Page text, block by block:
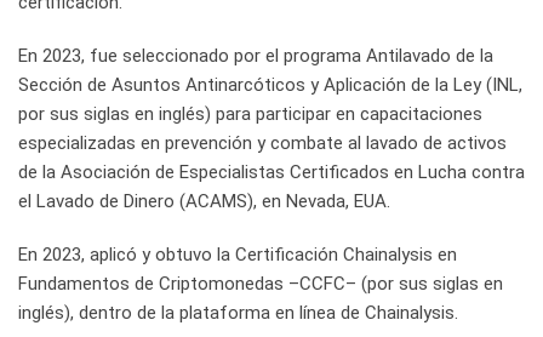
En 2023, fue seleccionado por el programa Antilavado de la
Sección de Asuntos Antinarcóticos y Aplicación de la Ley (INL,
por sus siglas en inglés) para participar en capacitaciones
especializadas en prevención y combate al lavado de activos
de la Asociación de Especialistas Certificados en Lucha contra
el Lavado de Dinero (ACAMS), en Nevada, EUA.
En 2023, aplicó y obtuvo la Certificación Chainalysis en
Fundamentos de Criptomonedas –CCFC– (por sus siglas en
inglés), dentro de la plataforma en línea de Chainalysis.